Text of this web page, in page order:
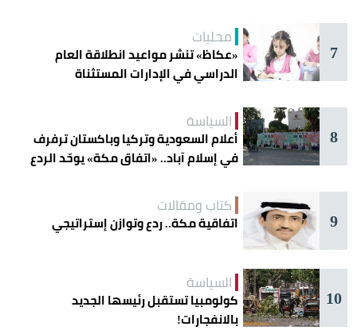
7
محليات
«عكاظ» تنشر مواعيد انطلاقة العام
الدراسي في الإدارات المستثناة
8
السياسة
أعلام السعودية وتركيا وباكستان ترفرف
في إسلام آباد.. «اتفاق مكة» يوحّد الردع
9
كتاب ومقالات
اتفاقية مكة.. ردع وتوازن إستراتيجي
10
السياسة
كولومبيا تستقبل رئيسها الجديد
بالانفجارات!